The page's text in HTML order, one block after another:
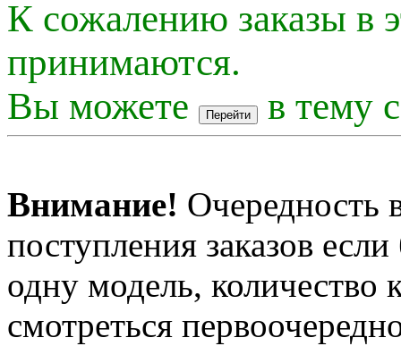
К сожалению заказы в
принимаются.
Вы можете
в тему
Внимание! Очередность
поступления заказов
одну модель, количество
смотреться